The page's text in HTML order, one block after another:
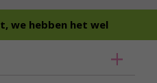
we hebben het wel